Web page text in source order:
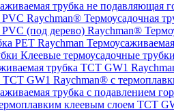
Термоусадочная
Клеевые термоусадочные трубки
TCT GW1 Raychman® с
клеевым слоем TCT